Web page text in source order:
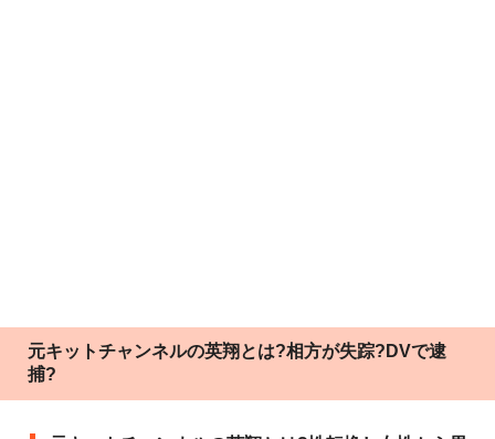
元キットチャンネルの英翔とは?相方が失踪?DVで逮
捕?